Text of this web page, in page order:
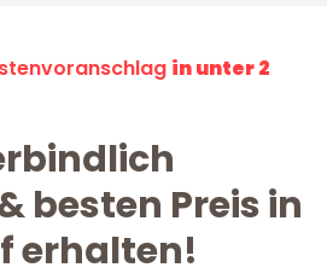
in unter 2
besten Preis in
erhalten!